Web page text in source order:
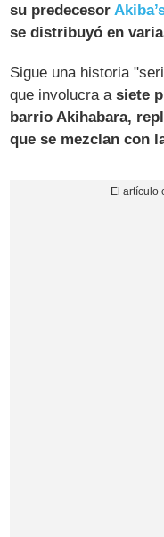
su predecesor
se distribuyó en
Sigue una historia
que involucra asiete
barrio Akihabara,
que se mezclan con